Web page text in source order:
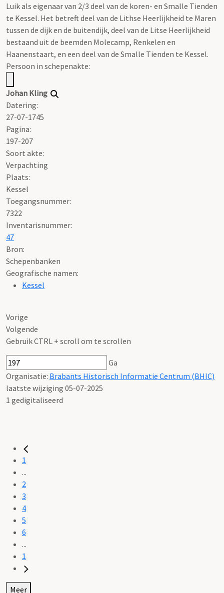
Luik als eigenaar van 2/3 deel van de koren- en Smalle Tienden
te Kessel. Het betreft deel van de Lithse Heerlijkheid te Maren
tussen de dijk en de buitendijk, deel van de Litse Heerlijkheid
bestaand uit de beemden Molecamp, Renkelen en
Haanenstaart, en een deel van de Smalle Tienden te Kessel.
Persoon in schepenakte:
Johan Kling
Datering:
27-07-1745
Pagina:
197-207
Soort akte:
Verpachting
Plaats:
Kessel
Toegangsnummer:
7322
Inventarisnummer:
47
Bron:
Schepenbanken
Geografische namen:
Kessel
Vorige
Volgende
Gebruik CTRL + scroll om te scrollen
Ga
Organisatie: Brabants Historisch Informatie Centrum (BHIC)
laatste wijziging 05-07-2025
1 gedigitaliseerd
1
...
2
3
4
5
6
...
1
Meer